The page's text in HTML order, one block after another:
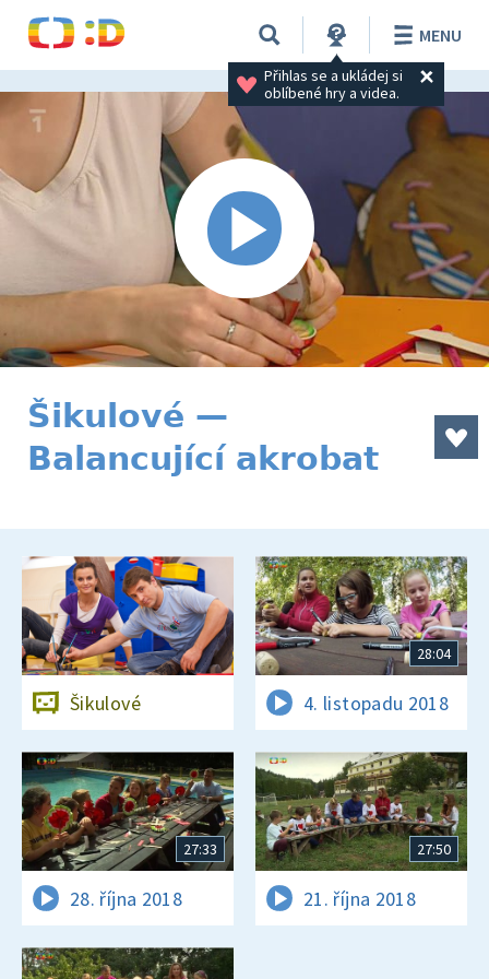
Přihlas se a ukládej si
oblíbené hry a videa.
MENU
Šikulové —
Balancující akrobat
Šikulové
28:04
4. listopadu 2018
27:33
28. října 2018
27:50
21. října 2018